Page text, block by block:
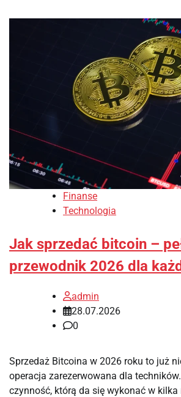
Finanse
Technologia
Jak sprzedać bitcoin –
przewodnik 2026 dla
admin
28.07.2026
0
Sprzedaż Bitcoina w 2026 roku to już
operacja zarezerwowana dla
czynność, którą da się wykonać w kilka